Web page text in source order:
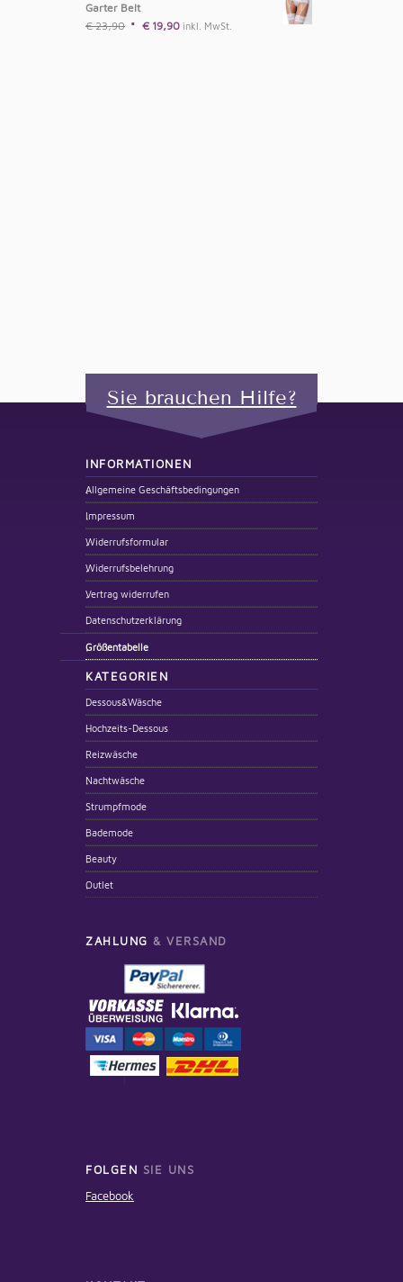
Garter Belt
€23,90 € 19,90 inkl. MwSt.
Sie brauchen Hilfe?
INFORMATIONEN
Allgemeine Geschäftsbedingungen
Impressum
Widerrufsformular
Widerrufsbelehrung
Vertrag widerrufen
Datenschutzerklärung
Größentabelle
KATEGORIEN
Dessous&Wäsche
Hochzeits-Dessous
Reizwäsche
Nachtwäsche
Strumpfmode
Bademode
Beauty
Outlet
ZAHLUNG & VERSAND
FOLGEN SIE UNS
Facebook